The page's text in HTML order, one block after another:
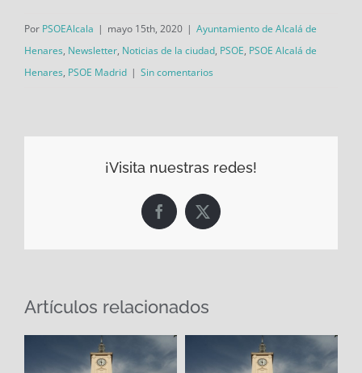
Por PSOEAlcala | mayo 15th, 2020 | Ayuntamiento de Alcalá de
Henares, Newsletter, Noticias de la ciudad, PSOE, PSOE Alcalá de
Henares, PSOE Madrid | Sin comentarios
¡Visita nuestras redes!
Facebook
X
Artículos relacionados